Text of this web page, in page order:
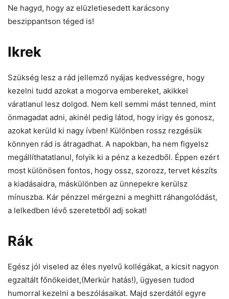
Ne hagyd, hogy az elüzletiesedett karácsony
beszippantson téged is!
Ikrek
Szükség lesz a rád jellemző nyájas kedvességre, hogy
kezelni tudd azokat a mogorva embereket, akikkel
váratlanul lesz dolgod. Nem kell semmi mást tenned, mint
önmagadat adni, akinél pedig látod, hogy irigy és gonosz,
azokat kerüld ki nagy ívben! Különben rossz rezgésük
könnyen rád is átragadhat. A napokban, ha nem figyelsz
megállíthatatlanul, folyik ki a pénz a kezedből. Éppen ezért
most különösen fontos, hogy ossz, szorozz, tervet készíts
a kiadásaidra, máskülönben az ünnepekre kerülsz
mínuszba. Kár pénzzel mérgezni a meghitt ráhangolódást,
a lelkedben lévő szeretetből adj sokat!
Rák
Egész jól viseled az éles nyelvű kollégákat, a kicsit nagyon
egzaltált főnökeidet,(Merkúr hatás!), ügyesen tudod
humorral kezelni a beszólásaikat. Majd szerdától egyre